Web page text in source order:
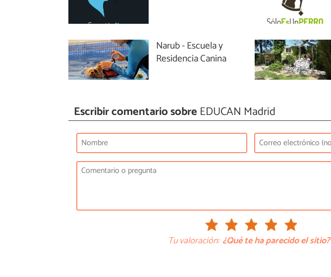
Narub - Escuela y
Residencia Canina
Escribir comentario sobre EDUCAN Madrid
Tu valoración: ¿Qué te ha parecido el sitio?